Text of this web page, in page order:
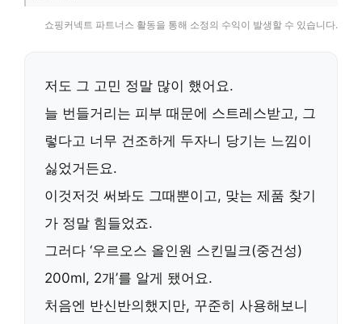
쇼핑커넥트 파트너스 활동을 통해 소정의 수익이 발생할 수 있습니다.
저도 그 고민 정말 많이 했어요.
늘 번들거리는 피부 때문에 스트레스받고, 그
렇다고 너무 건조하게 두자니 당기는 느낌이
싫었거든요.
이것저것 써봐도 그때뿐이고, 맞는 제품 찾기
가 정말 힘들었죠.
그러다 ‘우르오스 올인원 스킨밀크(중건성)
200ml, 2개’를 알게 됐어요.
처음엔 반신반의했지만, 꾸준히 사용해보니